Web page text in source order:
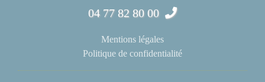
04 77 82 80 00
Mentions légales
Politique de confidentialité